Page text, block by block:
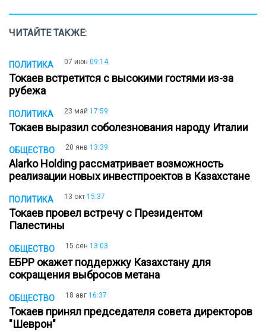
ЧИТАЙТЕ ТАКЖЕ:
ПОЛИТИКА 07 июн 09:14
Токаев встретится с высокими гостями из-за
рубежа
ПОЛИТИКА 23 май 17:59
Токаев выразил соболезнования народу Италии
ОБЩЕСТВО 20 янв 13:39
Alarko Holding рассматривает возможность
реализации новых инвестпроектов в Казахстане
ПОЛИТИКА 13 окт 15:37
Токаев провел встречу с Президентом
Палестины
ОБЩЕСТВО 15 сен 13:03
ЕБРР окажет поддержку Казахстану для
сокращения выбросов метана
ОБЩЕСТВО 18 авг 16:37
Токаев принял председателя совета директоров
"Шеврон"